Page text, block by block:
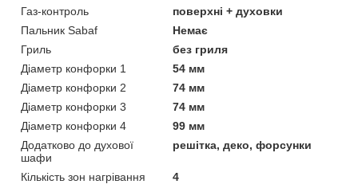
Газ-контроль
поверхні + духовки
Пальник Sabaf
Немає
Гриль
без гриля
Діаметр конфорки 1
54 мм
Діаметр конфорки 2
74 мм
Діаметр конфорки 3
74 мм
Діаметр конфорки 4
99 мм
Додатково до духової
шафи
решітка, деко, форсунки
Кількість зон нагрівання
4